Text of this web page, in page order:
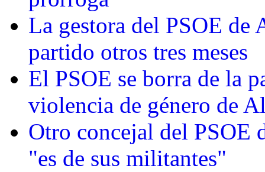
La gestora del PSOE de
partido otros tres meses
El PSOE se borra de la
violencia de género de
Otro concejal del PSOE
"es de sus militantes"